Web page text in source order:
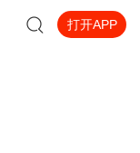
打开APP